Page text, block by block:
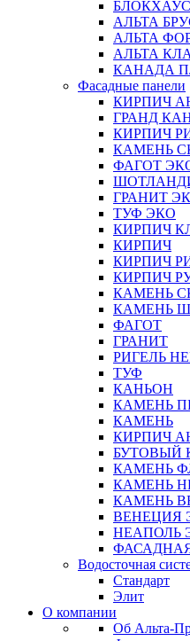
БЛОКХАУС
АЛЬТА
АЛЬТА
АЛЬТА
КАНАДА
Фасадные панели
КИРПИЧ
ГРАНД
КИРПИЧ
КАМЕНЬ
ФАГОТ
ГРАНИТ
ТУФ ЭКО
КИРПИЧ
КИРПИЧ
КИРПИЧ
КИРПИЧ
КАМЕНЬ
КАМЕНЬ
ФАГОТ
ГРАНИТ
РИГЕЛЬ
ТУФ
КАНЬОН
КАМЕНЬ
КАМЕНЬ
КИРПИЧ
БУТОВЫЙ
КАМЕНЬ
КАМЕНЬ
КАМЕНЬ
ВЕНЕЦИЯ
НЕАПОЛЬ
Водосточная
Стандарт
Элит
О компании
Об Альта-